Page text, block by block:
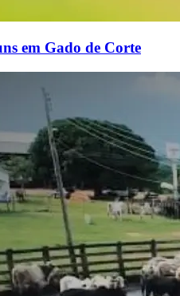
em Gado de Corte